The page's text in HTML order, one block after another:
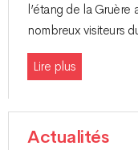
l’étang de la Gruère
nombreux visiteurs
Lire plus
Actualités